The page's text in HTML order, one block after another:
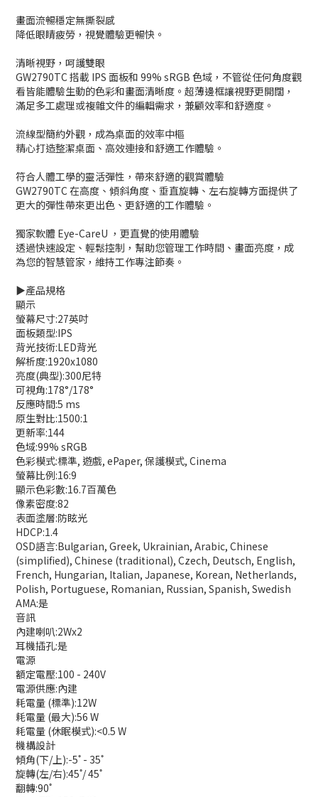
畫面流暢穩定無撕裂感
降低眼睛疲勞，視覺體驗更暢快。
清晰視野，呵護雙眼
GW2790TC 搭載 IPS 面板和 99% sRGB 色域，不管從任何角度觀
看皆能體驗生動的色彩和畫面清晰度。超薄邊框讓視野更開闊，
滿足多工處理或複雜文件的編輯需求，兼顧效率和舒適度。
流線型簡約外觀，成為桌面的效率中樞
精心打造整潔桌面、高效連接和舒適工作體驗。
符合人體工學的靈活彈性，帶來舒適的觀賞體驗
GW2790TC 在高度、傾斜角度、垂直旋轉、左右旋轉方面提供了
更大的彈性帶來更出色、更舒適的工作體驗。
獨家軟體 Eye-CareU ，更直覺的使用體驗
透過快速設定、輕鬆控制，幫助您管理工作時間、畫面亮度，成
為您的智慧管家，維持工作專注節奏。
▶️產品規格
顯示
螢幕尺寸:27英吋
面板類型:IPS
背光技術:LED背光
解析度:1920x1080
亮度(典型):300尼特
可視角:178°/178°
反應時間:5 ms
原生對比:1500:1
更新率:144
色域:99% sRGB
色彩模式:標準, 遊戲, ePaper, 保護模式, Cinema
螢幕比例:16:9
顯示色彩數:16.7百萬色
像素密度:82
表面塗層:防眩光
HDCP:1.4
OSD語言:Bulgarian, Greek, Ukrainian, Arabic, Chinese
(simplified), Chinese (traditional), Czech, Deutsch, English,
French, Hungarian, Italian, Japanese, Korean, Netherlands,
Polish, Portuguese, Romanian, Russian, Spanish, Swedish
AMA:是
音訊
內建喇叭:2Wx2
耳機插孔:是
電源
額定電壓:100 - 240V
電源供應:內建
耗電量 (標準):12W
耗電量 (最大):56 W
耗電量 (休眠模式):<0.5 W
機構設計
傾角(下/上):-5˚ - 35˚
旋轉(左/右):45˚/ 45˚
翻轉:90˚